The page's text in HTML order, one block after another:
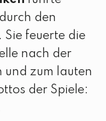
den
feuerte die
nach der
und zum lauten
der Spiele: